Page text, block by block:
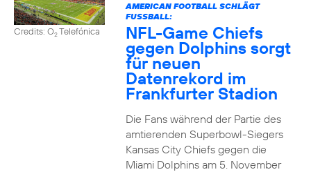
Credits: O2Telefónica
AMERICAN FOOTBALL SCHLÄGT
FUSSBALL:
NFL-Game Chiefs
gegen Dolphins sorgt
für neuen
Datenrekord im
Frankfurter Stadion
Die Fans während der Partie des
amtierenden Superbowl-Siegers
Kansas City Chiefs gegen die
Miami Dolphins am 5. November